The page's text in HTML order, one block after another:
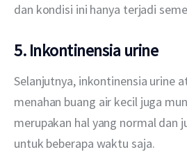
dan kondisi ini hanya terjadi
5. Inkontinensia urine
Selanjutnya, inkontinensia urine
menahan buang air kecil juga
merupakan hal yang normal dan
untuk beberapa waktu saja.